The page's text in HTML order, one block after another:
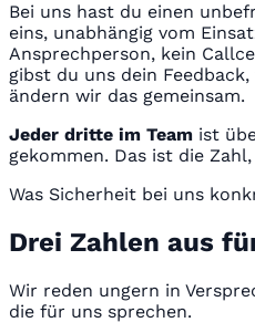
Bei uns hast du einen
eins, unabhängig vom
Ansprechperson, kein
gibst du uns dein
ändern wir das gemeinsam.
Jeder dritte im Team ist
gekommen. Das ist die
Was Sicherheit bei uns
Drei Zahlen aus
Wir reden ungern in
die für uns sprechen.